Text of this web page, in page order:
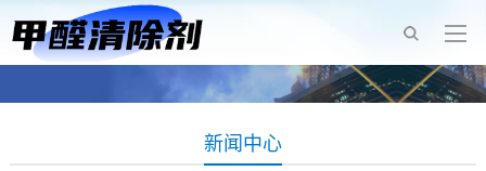
新闻中心